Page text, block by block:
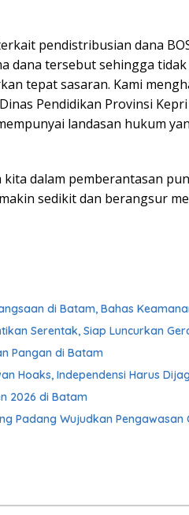
pendistribusian dana
dana tersebut sehingga
tepat sasaran. Kami
Pendidikan Provinsi
landasan hukum
dalam pemberantasan
sedikit dan berangsur
di Batam, Bahas
Serentak, Siap Luncurkan
Pangan di Batam
Hoaks, Independensi Harus
2026 di Batam
Padang Wujudkan